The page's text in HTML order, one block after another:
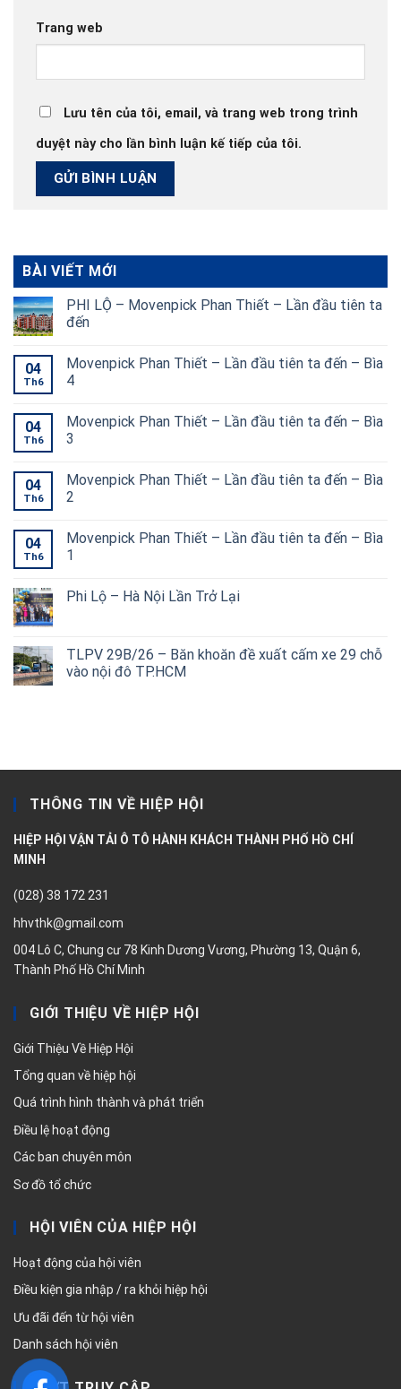
Trang web
Lưu tên của tôi, email, và trang web trong trình
duyệt này cho lần bình luận kế tiếp của tôi.
BÀI VIẾT MỚI
PHI LỘ – Movenpick Phan Thiết – Lần đầu tiên ta
đến
04
Th6
Movenpick Phan Thiết – Lần đầu tiên ta đến – Bìa
4
04
Th6
Movenpick Phan Thiết – Lần đầu tiên ta đến – Bìa
3
04
Th6
Movenpick Phan Thiết – Lần đầu tiên ta đến – Bìa
2
04
Th6
Movenpick Phan Thiết – Lần đầu tiên ta đến – Bìa
1
Phi Lộ – Hà Nội Lần Trở Lại
TLPV 29B/26 – Băn khoăn đề xuất cấm xe 29 chỗ
vào nội đô TP.HCM
THÔNG TIN VỀ HIỆP HỘI
HIỆP HỘI VẬN TẢI Ô TÔ HÀNH KHÁCH THÀNH PHỐ HỒ CHÍ
MINH
(028) 38 172 231
hhvthk@gmail.com
004 Lô C, Chung cư 78 Kinh Dương Vương, Phường 13, Quận 6,
Thành Phố Hồ Chí Minh
GIỚI THIỆU VỀ HIỆP HỘI
Giới Thiệu Về Hiệp Hội
Tổng quan về hiệp hội
Quá trình hình thành và phát triển
Điều lệ hoạt động
Các ban chuyên môn
Sơ đồ tổ chức
HỘI VIÊN CỦA HIỆP HỘI
Hoạt động của hội viên
Điều kiện gia nhập / ra khỏi hiệp hội
Ưu đãi đến từ hội viên
Danh sách hội viên